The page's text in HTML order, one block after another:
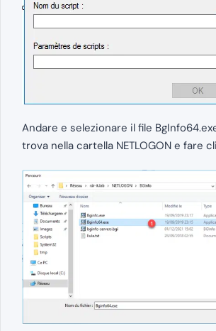
Andare e selezionare il file
trova nella cartella NETLOGON e fare